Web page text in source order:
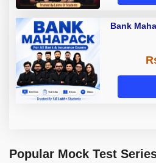
Bank
Popular Mock Test